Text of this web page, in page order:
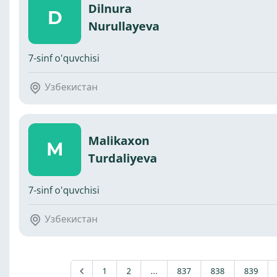
D
Dilnura
Nurullayeva
7-sinf o'quvchisi
Узбекистан
M
Malikaxon
Turdaliyeva
7-sinf o'quvchisi
Узбекистан
1 2 ... 837 838 839